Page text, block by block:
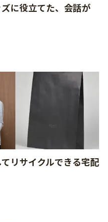
に役立てた、会話が
リサイクルできる宅配